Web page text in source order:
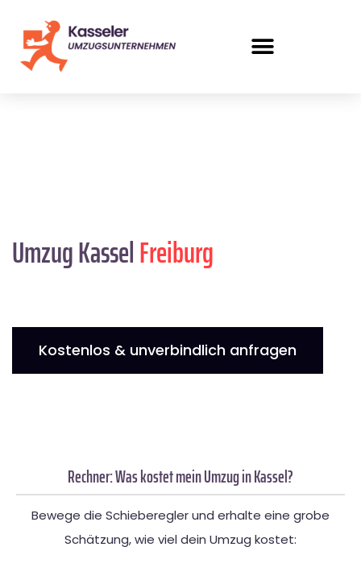
Umzug KasselFreiburg
Kostenlos & unverbindlich anfragen
Rechner: Was kostet mein Umzug in Kassel?
Bewege die Schieberegler und erhalte eine grobe
Schätzung, wie viel dein Umzug kostet: